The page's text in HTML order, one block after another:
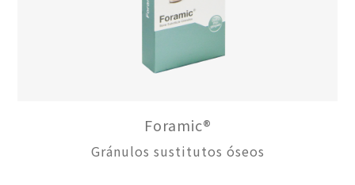
Foramic®
Gránulos sustitutos óseos